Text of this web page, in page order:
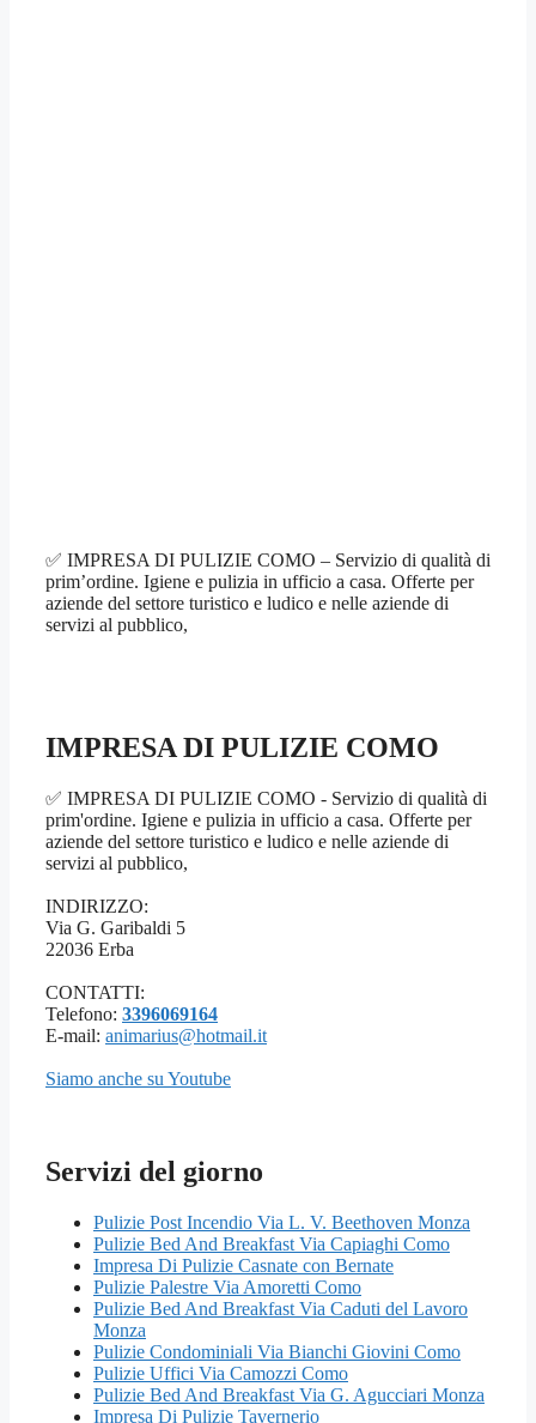
✅ IMPRESA DI PULIZIE COMO – Servizio di qualità di
prim’ordine. Igiene e pulizia in ufficio a casa. Offerte per
aziende del settore turistico e ludico e nelle aziende di
servizi al pubblico,
IMPRESA DI PULIZIE COMO
✅ IMPRESA DI PULIZIE COMO - Servizio di qualità di
prim'ordine. Igiene e pulizia in ufficio a casa. Offerte per
aziende del settore turistico e ludico e nelle aziende di
servizi al pubblico,
INDIRIZZO:
Via G. Garibaldi 5
22036 Erba
CONTATTI:
Telefono: 3396069164
E-mail: animarius@hotmail.it
Siamo anche su Youtube
Servizi del giorno
Pulizie Post Incendio Via L. V. Beethoven Monza
Pulizie Bed And Breakfast Via Capiaghi Como
Impresa Di Pulizie Casnate con Bernate
Pulizie Palestre Via Amoretti Como
Pulizie Bed And Breakfast Via Caduti del Lavoro
Monza
Pulizie Condominiali Via Bianchi Giovini Como
Pulizie Uffici Via Camozzi Como
Pulizie Bed And Breakfast Via G. Agucciari Monza
Impresa Di Pulizie Tavernerio